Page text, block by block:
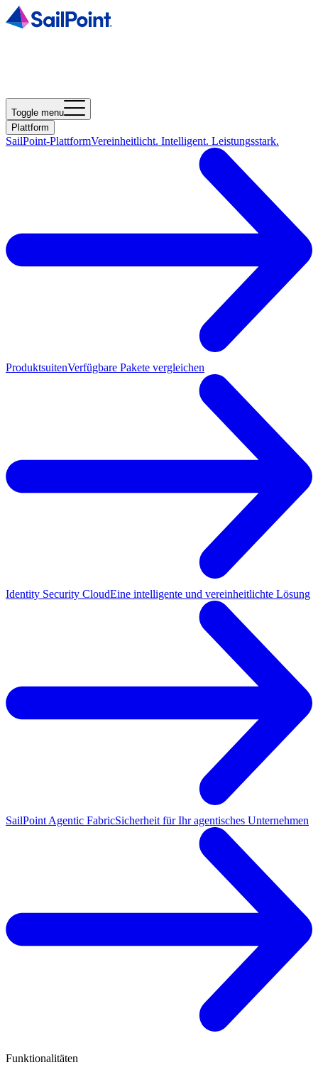
Toggle menu
Plattform
SailPoint-PlattformVereinheitlicht. Intelligent. Leistungsstark.
ProduktsuitenVerfügbare Pakete vergleichen
Identity Security CloudEine intelligente und vereinheitlichte Lösung
SailPoint Agentic FabricSicherheit für Ihr agentisches Unternehmen
Funktionalitäten